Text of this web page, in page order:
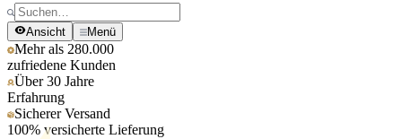
Ansicht Menü
Mehr als 280.000
zufriedene Kunden
Über 30 Jahre
Erfahrung
Sicherer Versand
100% versicherte Lieferung